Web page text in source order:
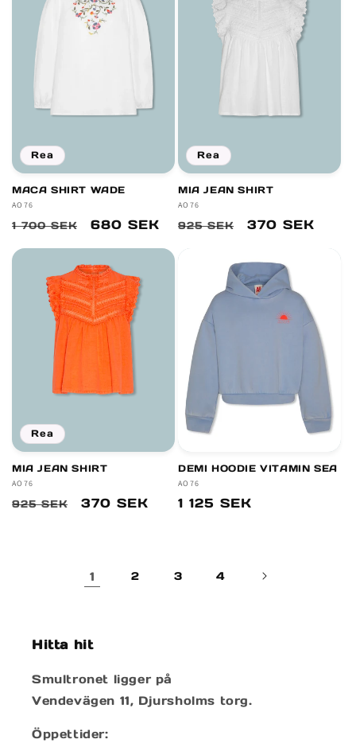
Rea
MACA SHIRT WADE
Säljare:
AO76
Ordinarie
1 700 SEK Försäljningspris
680 SEK
Rea
MIA JEAN SHIRT
Säljare:
AO76
Ordinarie
925 SEK 370 SEK
Rea
MIA JEAN SHIRT
Säljare:
AO76
Ordinarie
925 SEK Försäljningspris
370 SEK
DEMI HOODIE VITAMIN SEA
Säljare:
AO76
Ordinarie
1 125 SEK
1 2 3 4
Hitta hit
Smultronet ligger på
Vendevägen 11, Djursholms torg.
Öppettider: